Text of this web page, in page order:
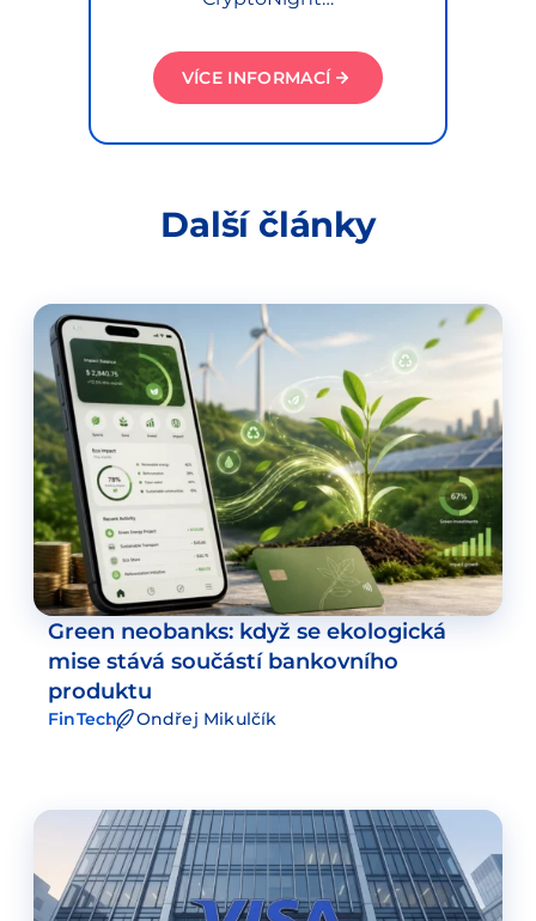
VÍCE INFORMACÍ
Další články
Green neobanks: když se ekologická
mise stává součástí bankovního
produktu
FinTech Ondřej Mikulčík